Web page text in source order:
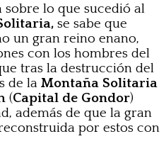
lo que sucedió al
se sabe que
un gran reino enano,
con los hombres del
tras la destrucción del
de la Montaña Solitaria
(Capital de Gondor)
además de que la gran
por estos con